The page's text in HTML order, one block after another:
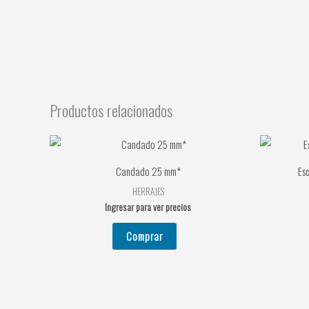
Productos relacionados
Candado 25 mm*
HERRAJES
Ingresar para ver precios
Comprar